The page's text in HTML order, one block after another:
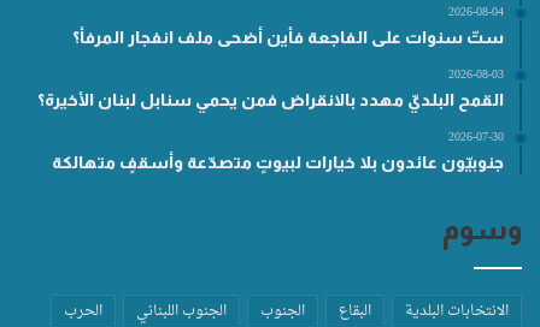
2026-08-04
ستّ سنوات على الفاجعة فأين أضحى ملف انفجار المرفأ؟
2026-08-03
القمح البلديّ مهدد بالانقراض فمن يحمي سنابل لبنان الأخيرة؟
2026-07-30
جنوبيّون عائدون بلا خيارات لبيوتٍ متصدّعة وأسقفٍ متهالكة
وسوم
الانتخابات البلدية البقاع الجنوب الجنوب اللبناني
الحرب